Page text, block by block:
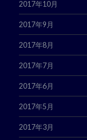
2017年10月
2017年9月
2017年8月
2017年7月
2017年6月
2017年5月
2017年3月